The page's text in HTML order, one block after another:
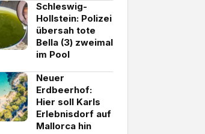
Schleswig-
Hollstein: Polizei
übersah tote
Bella (3) zweimal
im Pool
Neuer
Erdbeerhof:
Hier soll Karls
Erlebnisdorf auf
Mallorca hin